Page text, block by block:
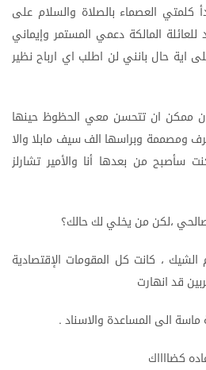
كلمتي العصماء بالصلاة والسلام على
للعائلة المالكة دعمي المستمر وإيماني
اية حال بانني لن اطلب اي ارباح نظير
ممكن ان تتحسن معي الحظوظ حينها
ومصممة وبراسها الف سيف مابلاوالا
سأصبح من بعدها أنا والأمير تشارلز
،لكن من يخلي لكحالك؟
الشيك ، كانت كل المقومات الإقتصادية
قدانهارت
ماسة الى المساعدة والاسناد .
كضااااك